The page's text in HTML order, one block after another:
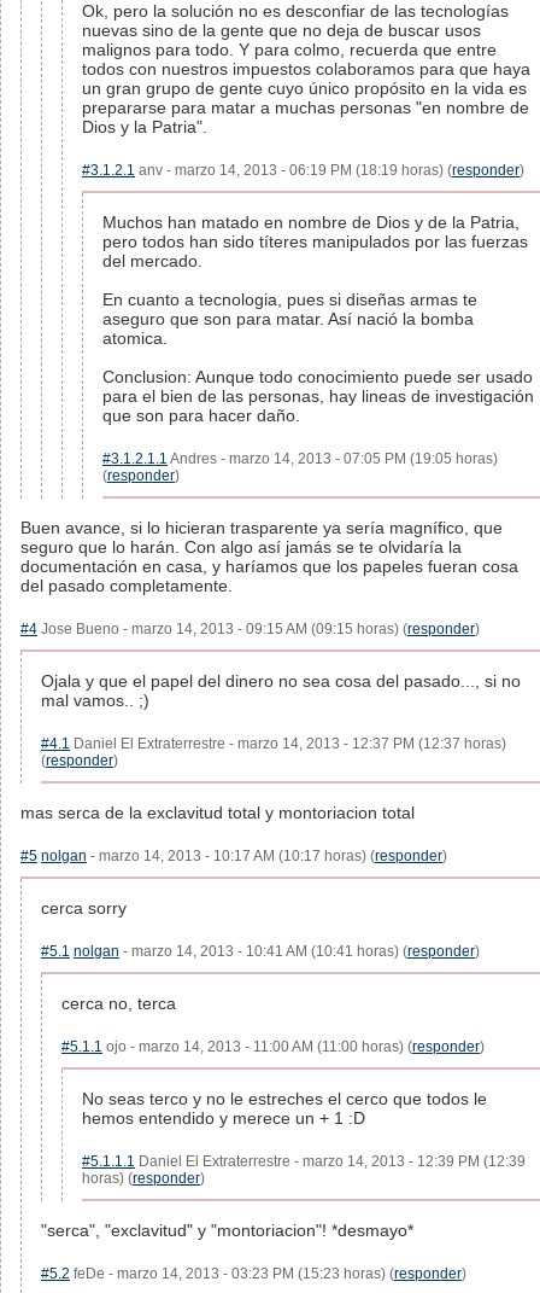
Ok, pero la solución no es desconfiar de las tecnologías
nuevas sino de la gente que no deja de buscar usos
malignos para todo. Y para colmo, recuerda que entre
todos con nuestros impuestos colaboramos para que haya
un gran grupo de gente cuyo único propósito en la vida es
prepararse para matar a muchas personas "en nombre de
Dios y la Patria".
#3.1.2.1 anv - marzo 14, 2013 - 06:19 PM (18:19 horas) (responder)
Muchos han matado en nombre de Dios y de la Patria,
pero todos han sido títeres manipulados por las fuerzas
del mercado.
En cuanto a tecnologia, pues si diseñas armas te
aseguro que son para matar. Así nació la bomba
atomica.
Conclusion: Aunque todo conocimiento puede ser usado
para el bien de las personas, hay lineas de investigación
que son para hacer daño.
#3.1.2.1.1 Andres - marzo 14, 2013 - 07:05 PM (19:05 horas)
(responder)
Buen avance, si lo hicieran trasparente ya sería magnífico, que
seguro que lo harán. Con algo así jamás se te olvidaría la
documentación en casa, y haríamos que los papeles fueran cosa
del pasado completamente.
#4 Jose Bueno - marzo 14, 2013 - 09:15 AM (09:15 horas) (responder)
Ojala y que el papel del dinero no sea cosa del pasado..., si no
mal vamos.. ;)
#4.1 Daniel El Extraterrestre - marzo 14, 2013 - 12:37 PM (12:37 horas)
(responder)
mas serca de la exclavitud total y montoriacion total
#5 nolgan - marzo 14, 2013 - 10:17 AM (10:17 horas) (responder)
cerca sorry
#5.1 nolgan - marzo 14, 2013 - 10:41 AM (10:41 horas) (responder)
cerca no, terca
#5.1.1 ojo - marzo 14, 2013 - 11:00 AM (11:00 horas) (responder)
No seas terco y no le estreches el cerco que todos le
hemos entendido y merece un + 1 :D
#5.1.1.1 Daniel El Extraterrestre - marzo 14, 2013 - 12:39 PM (12:39
horas) (responder)
"serca", "exclavitud" y "montoriacion"! *desmayo*
#5.2 feDe - marzo 14, 2013 - 03:23 PM (15:23 horas) (responder)